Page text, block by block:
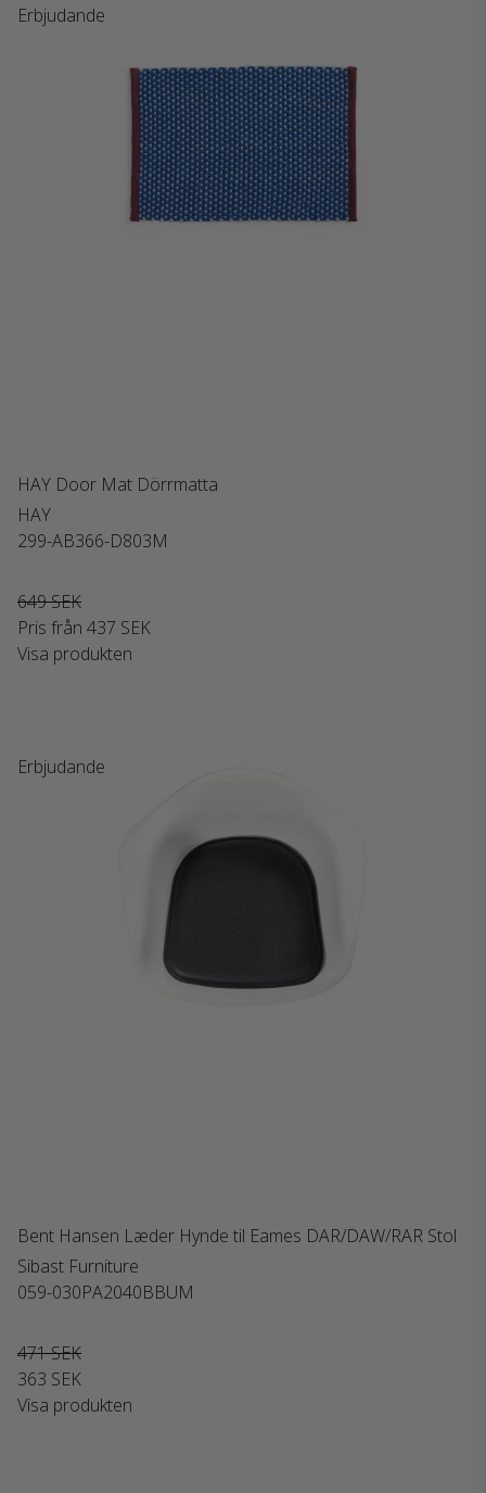
Erbjudande
HAY Door Mat Dörrmatta
HAY
299-AB366-D803M
649 SEK
Pris från 437 SEK
Visa produkten
Erbjudande
Bent Hansen Læder Hynde til Eames DAR/DAW/RAR Stol
Sibast Furniture
059-030PA2040BBUM
471 SEK
363 SEK
Visa produkten